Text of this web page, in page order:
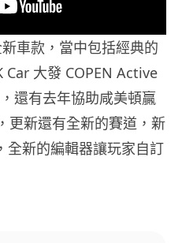
車款，當中包括經典的
Car 大發 COPEN Active
還有去年協助咸美頓贏
更新還有全新的賽道，新
全新的編輯器讓玩家自訂